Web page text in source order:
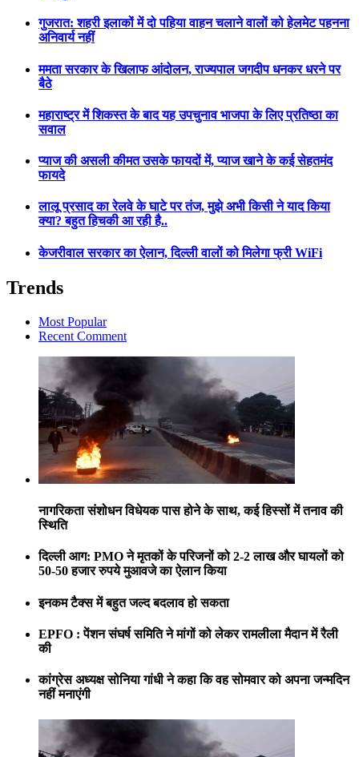
गुजरात: शहरी इलाकों में दो पहिया वाहन चलाने वालों को हेलमेट पहनना
अनिवार्य नहीं
ममता सरकार के खिलाफ आंदोलन, राज्यपाल जगदीप धनकर धरने पर
बैठे
महाराष्ट्र में शिकस्त के बाद यह उपचुनाव भाजपा के लिए प्रतिष्ठा का
सवाल
प्याज की असली कीमत उसके फायदों में, प्याज खाने के कई सेहतमंद
फायदे
लालू प्रसाद का रेलवे के घाटे पर तंज, मुझे अभी किसी ने याद किया
क्या? बहुत हिचकी आ रही है..
केजरीवाल सरकार का ऐलान, दिल्ली वालों को मिलेगा फ्री WiFi
Trends
Most Popular
Recent Comment
नागरिकता संशोधन विधेयक पास होने के साथ, कई हिस्सों में तनाव की
स्थिति
दिल्ली आग: PMO ने मृतकों के परिजनों को 2-2 लाख और घायलों को
50-50 हजार रुपये मुआवजे का ऐलान किया
इनकम टैक्स में बहुत जल्द बदलाव हो सकता
EPFO : पेंशन संघर्ष समिति ने मांगों को लेकर रामलीला मैदान में रैली
की
कांग्रेस अध्यक्ष सोनिया गांधी ने कहा कि वह सोमवार को अपना जन्मदिन
नहीं मनाएंगी